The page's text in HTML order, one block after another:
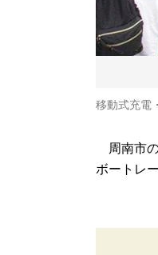
移動式充電
周南市
ボートレ